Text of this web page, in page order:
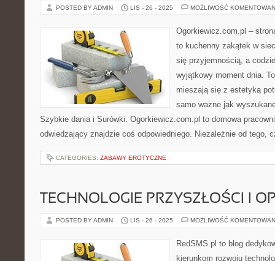
POSTED BY ADMIN LIS - 26 - 2025 MOŻLIWOŚĆ
Ogorkiewicz.com.pl –
to kuchenny zakątek w
się przyjemnością, a
wyjątkowy moment dnia.
mieszają się z estetyką
samo ważne jak
Szybkie dania i Surówki. Ogorkiewicz.com.pl to domowa
odwiedzający znajdzie coś odpowiedniego. Niezależnie od tego,
CATEGORIES: ZABAWY EROTYCZNE
TECHNOLOGIE PRZYSZŁOŚCI I
POSTED BY ADMIN LIS - 26 - 2025 MOŻLIWOŚĆ
RedSMS.pl to blog
kierunkom rozwoju